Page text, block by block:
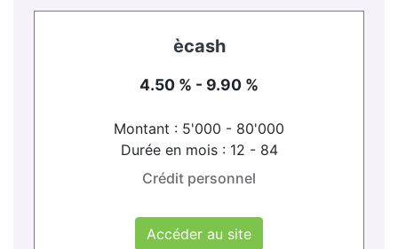
ècash
4.50 % - 9.90 %
Montant : 5'000 - 80'000
Durée en mois : 12 - 84
Crédit personnel
Accéder au site